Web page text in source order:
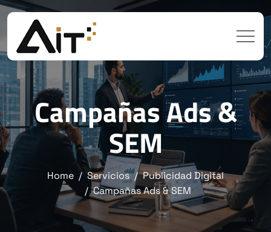
Campañas Ads &
SEM
Home Servicios
Publicidad Digital
Campañas Ads & SEM